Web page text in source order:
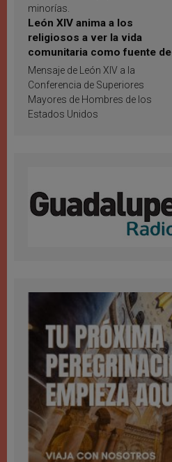
minorías.
León XIV anima a los
religiosos a ver la vida
comunitaria como fuente de
inspiración y santificación
Mensaje de León XIV a la
Conferencia de Superiores
Mayores de Hombres de los
Estados Unidos